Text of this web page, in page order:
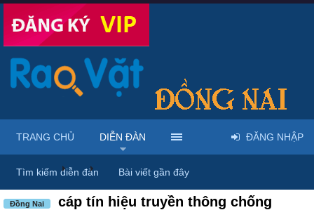
Diễn đàn ... Rao vặt tổng hợp - Uy tín - Miễn phí
Đồng Nai
cáp tín hiệu truyền thông chống
TRANG CHỦ DIỄN ĐÀN
Tìm kiếm diễn đàn Bài viết gần đây
ĐĂNG NHẬP